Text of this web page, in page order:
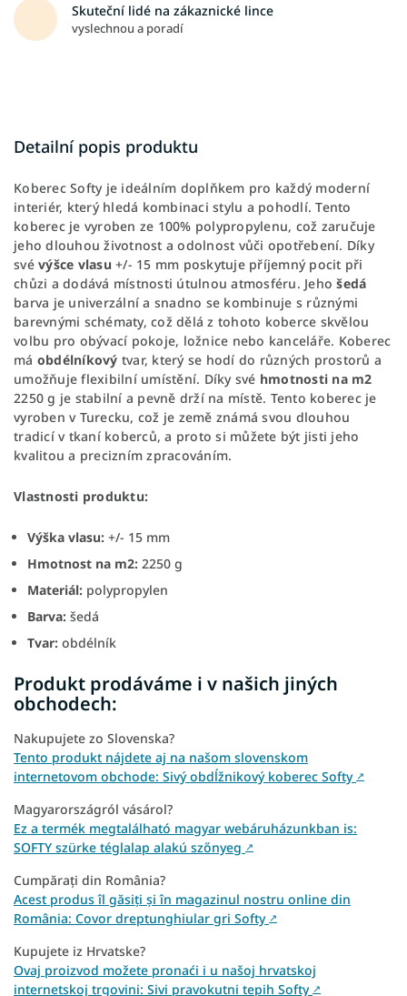
Skuteční lidé na zákaznické lince
vyslechnou a poradí
Detailní popis produktu
Koberec Softy je ideálním doplňkem pro každý moderní
interiér, který hledá kombinaci stylu a pohodlí. Tento
koberec je vyroben ze 100% polypropylenu, což zaručuje
jeho dlouhou životnost a odolnost vůči opotřebení. Díky
své výšce vlasu +/- 15 mm poskytuje příjemný pocit při
chůzi a dodává místnosti útulnou atmosféru. Jehošedá
barva je univerzální a snadno se kombinuje s různými
barevnými schématy, což dělá z tohoto koberce skvělou
volbu pro obývací pokoje, ložnice nebo kanceláře. Koberec
má obdélníkový tvar, který se hodí do různých prostorů a
umožňuje flexibilní umístění. Díky své hmotnosti na m2
2250 g je stabilní a pevně drží na místě. Tento koberec je
vyroben v Turecku, což je země známá svou dlouhou
tradicí v tkaní koberců, a proto si můžete být jisti jeho
kvalitou a precizním zpracováním.
Vlastnosti produktu:
Výška vlasu: +/- 15 mm
Hmotnost na m2: 2250 g
Materiál: polypropylen
Barva: šedá
Tvar: obdélník
Produkt prodáváme i v našich jiných
obchodech:
Nakupujete zo Slovenska?
Tento produkt nájdete aj na našom slovenskom
internetovom obchode: Sivý obdĺžnikový koberec Softy ↗
Magyarországról vásárol?
Ez a termék megtalálható magyar webáruházunkban is:
SOFTY szürke téglalap alakú szőnyeg ↗
Cumpărați din România?
Acest produs îl găsiți și în magazinul nostru online din
România: Covor dreptunghiular gri Softy ↗
Kupujete iz Hrvatske?
Ovaj proizvod možete pronaći i u našoj hrvatskoj
internetskoj trgovini: Sivi pravokutni tepih Softy ↗